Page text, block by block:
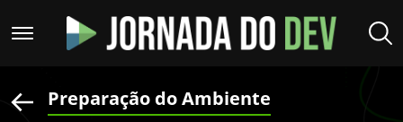
Preparação do Ambiente